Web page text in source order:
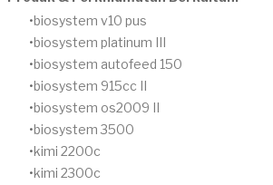
biosystem v10 pus
biosystem platinum III
biosystem autofeed 150
biosystem 915cc II
biosystem os2009 II
biosystem 3500
kimi 2200c
kimi 2300c